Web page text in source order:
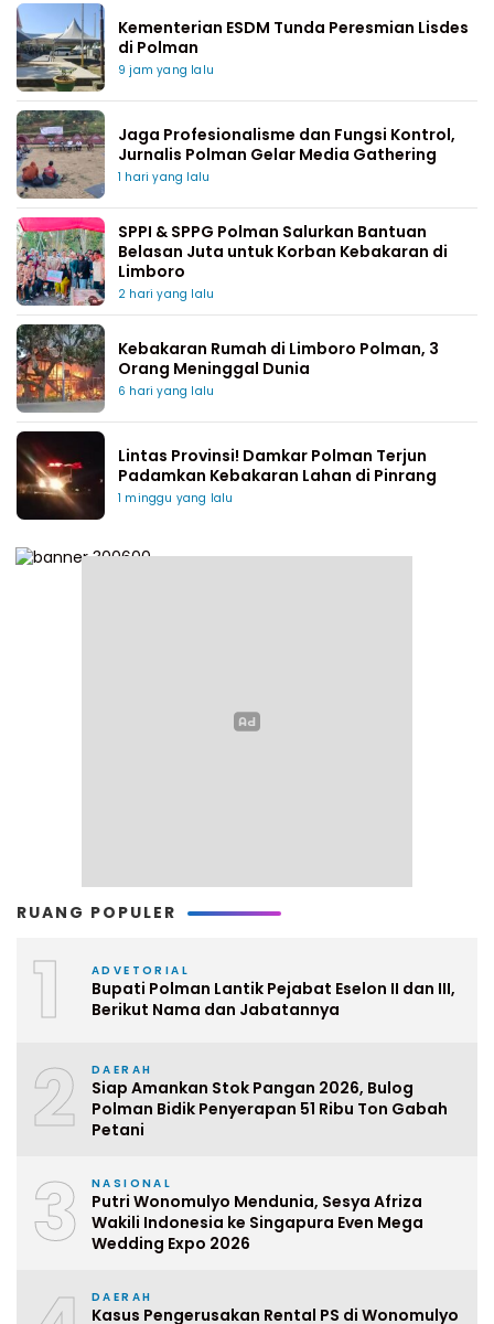
Kementerian ESDM Tunda Peresmian Lisdes
di Polman
9 jam yang lalu
Jaga Profesionalisme dan Fungsi Kontrol,
Jurnalis Polman Gelar Media Gathering
1 hari yang lalu
SPPI & SPPG Polman Salurkan Bantuan
Belasan Juta untuk Korban Kebakaran di
Limboro
2 hari yang lalu
Kebakaran Rumah di Limboro Polman, 3
Orang Meninggal Dunia
6 hari yang lalu
Lintas Provinsi! Damkar Polman Terjun
Padamkan Kebakaran Lahan di Pinrang
1 minggu yang lalu
RUANG POPULER
1 ADVETORIAL
Bupati Polman Lantik Pejabat Eselon II dan III,
Berikut Nama dan Jabatannya
2 DAERAH
Siap Amankan Stok Pangan 2026, Bulog
Polman Bidik Penyerapan 51 Ribu Ton Gabah
Petani
3 NASIONAL
Putri Wonomulyo Mendunia, Sesya Afriza
Wakili Indonesia ke Singapura Even Mega
Wedding Expo 2026
DAERAH
Kasus Pengerusakan Rental PS di Wonomulyo